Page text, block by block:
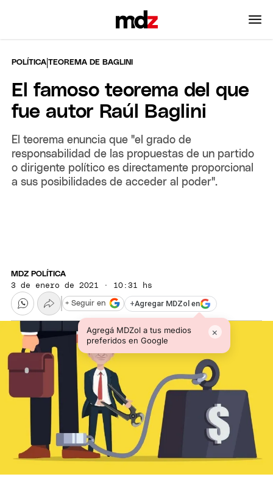
POLÍTICA |TEOREMA DE BAGLINI
El famoso teorema del que
fue autor Raúl Baglini
El teorema enuncia que "el grado de
responsabilidad de las propuestas de un partido
o dirigente político es directamente proporcional
a sus posibilidades de acceder al poder".
MDZ POLÍTICA
3 de enero de 2021 · 10:31 hs
+Agregar MDZol en
Agregá MDZol a tus medios
preferidos en Google
×
+ Seguir en